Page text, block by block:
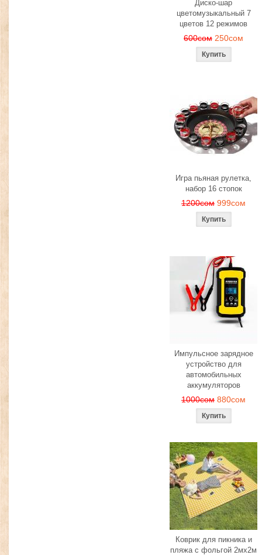
Диско-шар
цветомузыкальный 7
цветов 12 режимов
600сом 250сом
Игра пьяная рулетка,
набор 16 стопок
1200сом 999сом
Импульсное зарядное
устройство для
автомобильных
аккумуляторов
1000сом 880сом
Коврик для пикника и
пляжа с фольгой 2мх2м